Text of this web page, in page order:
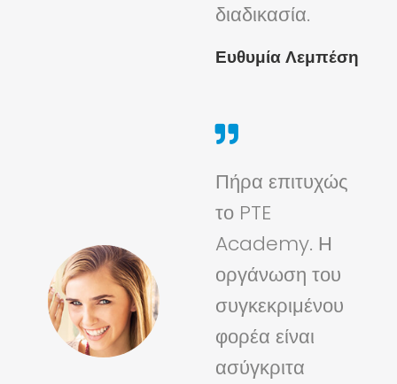
διαδικασία.
Ευθυμία Λεμπέση
Πήρα επιτυχώς
το PTE
Academy. Η
οργάνωση του
συγκεκριμένου
φορέα είναι
ασύγκριτα